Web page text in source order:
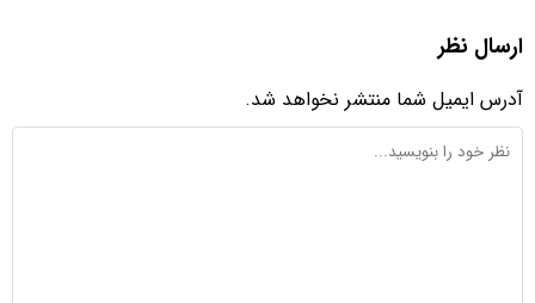
ارسال نظر
آدرس ایمیل شما منتشر نخواهد شد.